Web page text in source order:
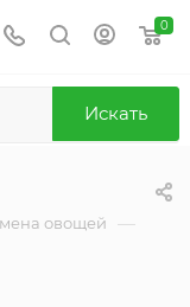
0
Искать
овощей —